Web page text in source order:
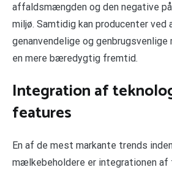
affaldsmængden og den negative
miljø. Samtidig kan producenter ved
genanvendelige og genbrugsvenlige
en mere bæredygtig fremtid.
Integration af
features
En af de mest markante trends
mælkebeholdere er integrationen